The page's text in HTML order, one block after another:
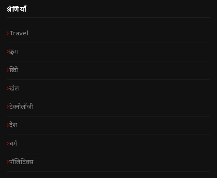
श्रेणियाँ
Travel
क्राइम
क्रिप्टो
खेल
टेक्नोलॉजी
देश
धर्म
पॉलिटिक्स